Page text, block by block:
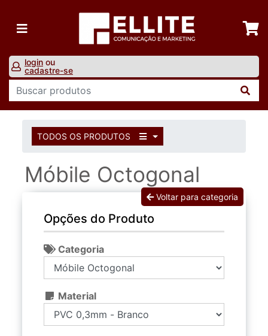
login ou
cadastre-se
TODOS OS PRODUTOS
Móbile Octogonal
Voltar para categoria
Opções do Produto
Categoria
Material